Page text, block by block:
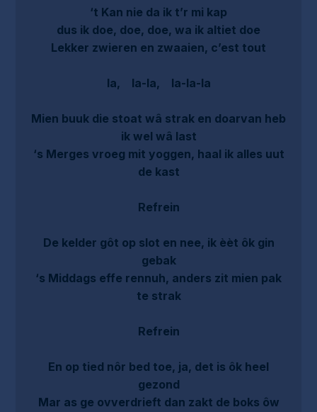
‘t Kan nie da ik t’r mi kap
dus ik doe, doe, doe, wa ik altiet doe
Lekker zwieren en zwaaien, c’est tout
la, la-la, la-la-la
Mien buuk die stoat wâ strak en doarvan heb
ik wel wâ last
‘s Merges vroeg mit yoggen, haal ik alles uut
de kast
Refrein
De kelder gôt op slot en nee, ik èèt ôk gin
gebak
‘s Middags effe rennuh, anders zit mien pak
te strak
Refrein
En op tied nôr bed toe, ja, det is ôk heel
gezond
Mar as ge ovverdrieft dan zakt de boks ôw